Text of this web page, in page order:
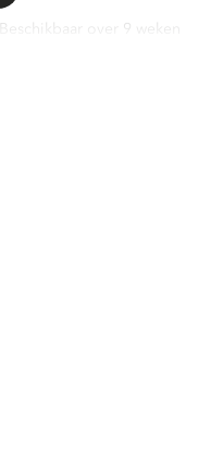
Beschikbaar over 9 weken